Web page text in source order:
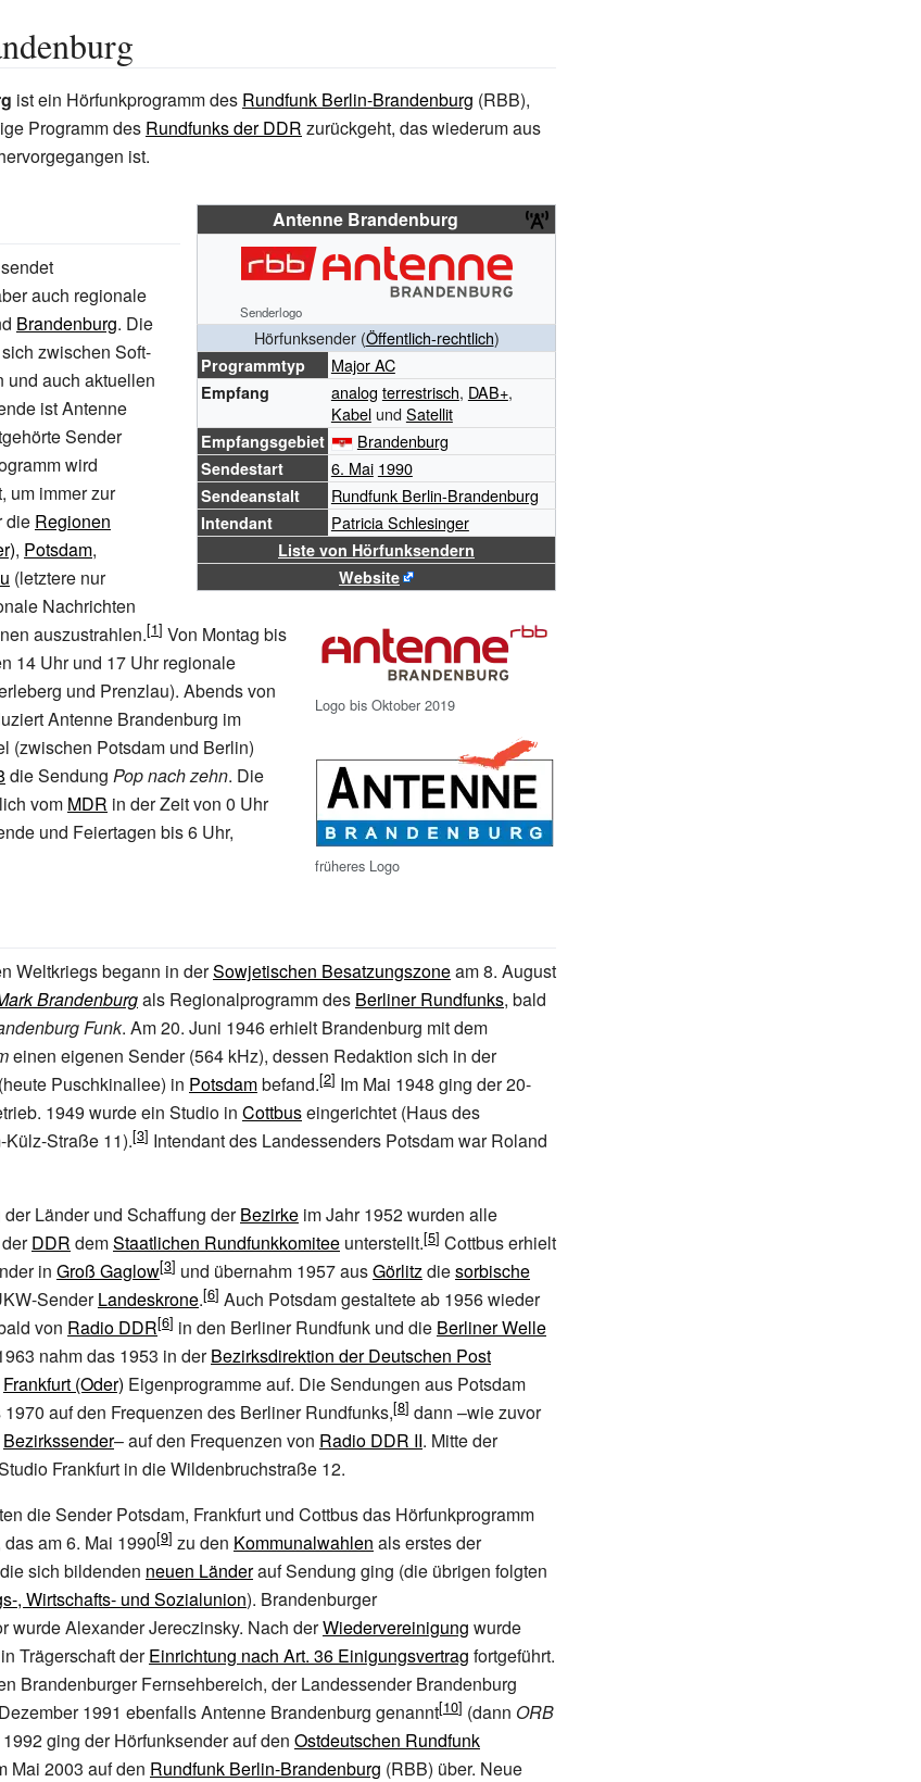
ist ein Hörfunkprogramm des Rundfunk Berlin-Brandenburg (RBB),
Programm des Rundfunks der DDR zurückgeht, das wiederum aus
ist.
Antenne Brandenburg
Senderlogo
Hörfunksender (Öffentlich-rechtlich)
Programmtyp Major AC
Empfang analog terrestrisch, DAB+,
KabelundSatellit
Empfangsgebiet Brandenburg
Sendestart 6. Mai 1990
Sendeanstalt Rundfunk Berlin-Brandenburg
Intendant Patricia Schlesinger
Liste von Hörfunksendern
Website
Logo bis Oktober 2019
früheres Logo
auch regionale
Brandenburg. Die
zwischen Soft-
und auch aktuellen
ist Antenne
Sender
wird
um immer zur
die Regionen
, Potsdam,
(letztere nur
Nachrichten
auszustrahlen.
Von Montag bis
14 Uhr und 17 Uhr regionale
und Prenzlau). Abends von
Antenne Brandenburg im
(zwischen Potsdam und Berlin)
die Sendung Pop nach zehn. Die
vom MDR in der Zeit von 0 Uhr
und Feiertagen bis 6 Uhr,
Weltkriegs begann in derSowjetischen Besatzungszoneam 8. August
Brandenburgals Regionalprogramm des Berliner Rundfunks, bald
Funk. Am 20. Juni 1946 erhielt Brandenburg mit dem
einen eigenen Sender (564 kHz), dessen Redaktion sich in der
Puschkinallee) in Potsdambefand.
Im Mai 1948 ging der 20-
1949 wurde ein Studio in Cottbuseingerichtet (Haus des
Külz-Straße 11).
Intendant des Landessenders Potsdam war Roland
Länder und Schaffung derBezirke im Jahr 1952 wurden alle
DDR demStaatlichen Rundfunkkomitee unterstellt.
Cottbus erhielt
in Groß Gaglow und übernahm 1957 ausGörlitzdiesorbische
SenderLandeskrone.
Auch Potsdam gestaltete ab 1956 wieder
von Radio DDR in den Berliner Rundfunk und die Berliner Welle
nahm das 1953 in derBezirksdirektion der Deutschen Post
Frankfurt (Oder) Eigenprogramme auf. Die Sendungen aus Potsdam
auf den Frequenzen des Berliner Rundfunks,
dann –wie zuvor
Bezirkssender– auf den Frequenzen von Radio DDR II. Mitte der
Frankfurt in die Wildenbruchstraße 12.
die Sender Potsdam, Frankfurt und Cottbus das Hörfunkprogramm
das am 6. Mai 1990 zu den Kommunalwahlen als erstes der
sich bildenden neuen Länderauf Sendung ging (die übrigen folgten
, Wirtschafts- und Sozialunion). Brandenburger
wurde Alexander Jereczinsky. Nach derWiedervereinigung wurde
Trägerschaft derEinrichtung nach Art. 36 Einigungsvertrag fortgeführt.
Brandenburger Fernsehbereich, der Landessender Brandenburg
1991 ebenfalls Antenne Brandenburg genannt
(dann ORB
ging der Hörfunksender auf den Ostdeutschen Rundfunk
Mai 2003 auf den Rundfunk Berlin-Brandenburg (RBB) über. Neue